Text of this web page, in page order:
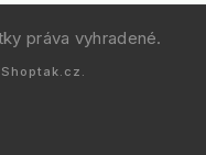
práva vyhradené.
Shoptak.cz.